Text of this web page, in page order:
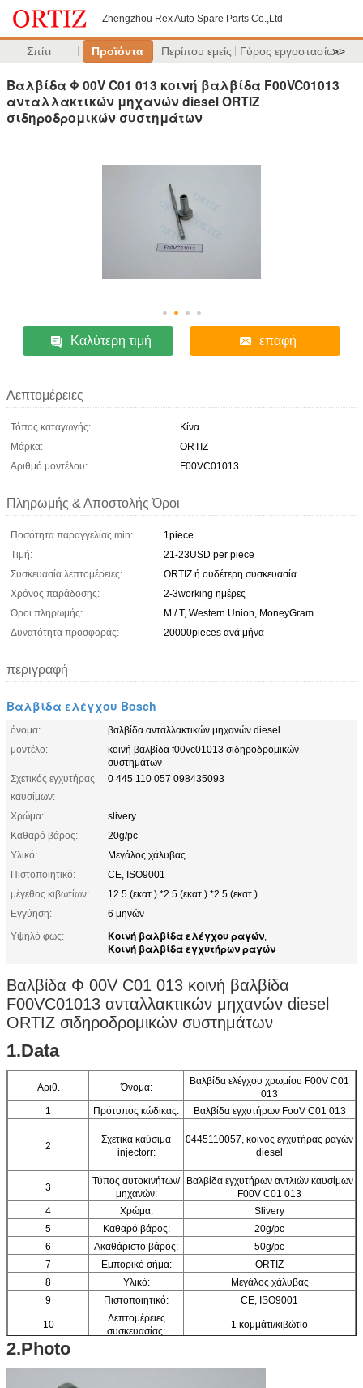
Zhengzhou Rex Auto Spare Parts Co.,Ltd
Σπίτι Προϊόντα Περίπου εμείς Γύρος εργοστασίων
>>
Βαλβίδα Φ 00V C01 013 κοινή βαλβίδα F00VC01013
ανταλλακτικών μηχανών diesel ORTIZ
σιδηροδρομικών συστημάτων
Καλύτερη τιμή επαφή
Λεπτομέρειες
Τόπος καταγωγής:
Κίνα
Μάρκα:
ORTIZ
Αριθμό μοντέλου:
F00VC01013
Πληρωμής & Αποστολής Όροι
Ποσότητα παραγγελίας min:
1piece
Τιμή:
21-23USD per piece
Συσκευασία λεπτομέρειες:
ORTIZ ή ουδέτερη συσκευασία
Χρόνος παράδοσης:
2-3working ημέρες
Όροι πληρωμής:
Μ / Τ, Western Union, MoneyGram
Δυνατότητα προσφοράς:
20000pieces ανά μήνα
περιγραφή
Βαλβίδα ελέγχου Bosch
όνομα:
βαλβίδα ανταλλακτικών μηχανών diesel
μοντέλο:
κοινή βαλβίδα f00vc01013 σιδηροδρομικών
συστημάτων
Σχετικός εγχυτήρας
καυσίμων:
0 445 110 057 098435093
Χρώμα:
slivery
Καθαρό βάρος:
20g/pc
Υλικό:
Μεγάλος χάλυβας
Πιστοποιητικό:
CE, ISO9001
μέγεθος κιβωτίων:
12.5 (εκατ.) *2.5 (εκατ.) *2.5 (εκατ.)
Εγγύηση:
6 μηνών
Υψηλό φως:
Κοινή βαλβίδα ελέγχου ραγών,
Κοινή βαλβίδα εγχυτήρων ραγών
Βαλβίδα Φ 00V C01 013 κοινή βαλβίδα
F00VC01013 ανταλλακτικών μηχανών diesel
ORTIZ σιδηροδρομικών συστημάτων
1.Data
Αριθ. Όνομα:
Βαλβίδα ελέγχου χρωμίου F00V C01
013
1
Πρότυπος κώδικας: Βαλβίδα εγχυτήρων FooV C01 013
2
Σχετικά καύσιμα
injectorr:
0445110057, κοινός εγχυτήρας ραγών
diesel
3
Τύπος αυτοκινήτων/
μηχανών:
Βαλβίδα εγχυτήρων αντλιών καυσίμων
F00V C01 013
4
Χρώμα:
Slivery
5
Καθαρό βάρος:
20g/pc
6
Ακαθάριστο βάρος:
50g/pc
7
Εμπορικό σήμα:
ORTIZ
8
Υλικό:
Μεγάλος χάλυβας
9
Πιστοποιητικό: CE, ISO9001
10
Λεπτομέρειες
συσκευασίας:
1 κομμάτι/κιβώτιο
11
12
Εξουσιοδότηση: 6 μήνες
2.Photo